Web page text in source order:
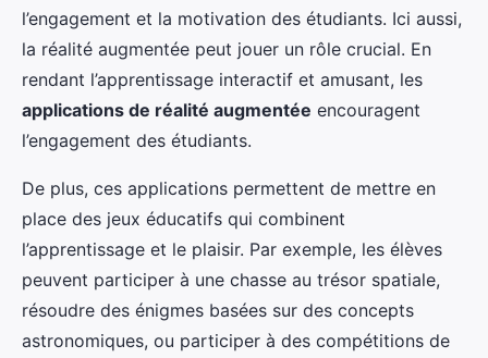
l’engagement et la motivation des étudiants. Ici aussi,
la réalité augmentée peut jouer un rôle crucial. En
rendant l’apprentissage interactif et amusant, les
applications de réalité augmentée encouragent
l’engagement des étudiants.
De plus, ces applications permettent de mettre en
place des jeux éducatifs qui combinent
l’apprentissage et le plaisir. Par exemple, les élèves
peuvent participer à une chasse au trésor spatiale,
résoudre des énigmes basées sur des concepts
astronomiques, ou participer à des compétitions de